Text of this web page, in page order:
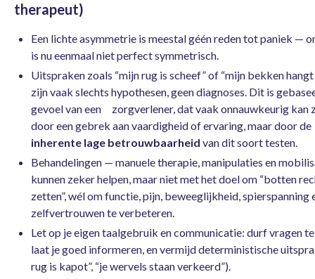
therapeut)
Een lichte asymmetrie is meestal géén reden tot paniek —
is nu eenmaal niet perfect symmetrisch.
Uitspraken zoals “mijn rug is scheef” of “mijn bekken
zijn vaak slechts hypothesen, geen diagnoses. Dit is
gevoel van een zorgverlener, dat vaak onnauwkeurig kan
door een gebrek aan vaardigheid of ervaring, maar door de
inherente lage betrouwbaarheid van dit soort testen.
Behandelingen — manuele therapie, manipulaties en
kunnen zeker helpen, maar niet met het doel om “botten
zetten”, wél om functie, pijn, beweeglijkheid, spierspanning
zelfvertrouwen te verbeteren.
Let op je eigen taalgebruik en communicatie: durf vragen
laat je goed informeren, en vermijd deterministische
rug is kapot”, “je wervels staan verkeerd”).